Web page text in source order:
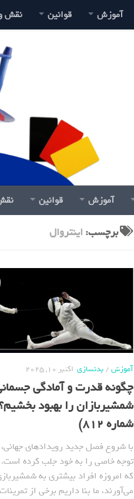
آموزش قوانین نقش
آموزش قوانین
برچسب: اینتروال
آموزش/بدنسازی اکتبر 10, 2025
چگونه قدرت و آمادگی
شمشیربازان را بهبود
شماره 812)
با شروع فصل جدید رویدادهای
توجه خاصی را به خود جلب کرده است.
که امروزه افراد بیشتری به
می‌آورند، ما بنا داریم برخی از